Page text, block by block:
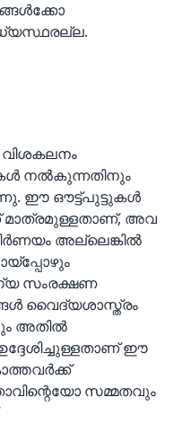
നൽകുന്നതിനും
ഈ ഔട്ട്‌പുട്ടുകൾ
മാത്രമുള്ളതാണ്, അവ
അല്ലെങ്കിൽ
സംരക്ഷണ
വൈദ്യശാസ്ത്രം
അതിൽ
ഈ
സമ്മതവും